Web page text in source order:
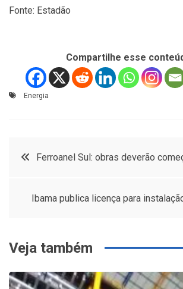
Fonte: Estadão
Compartilhe esse
Energia
Navegação
Ferroanel Sul: obras deverão
Ibama publica licença para
Veja também